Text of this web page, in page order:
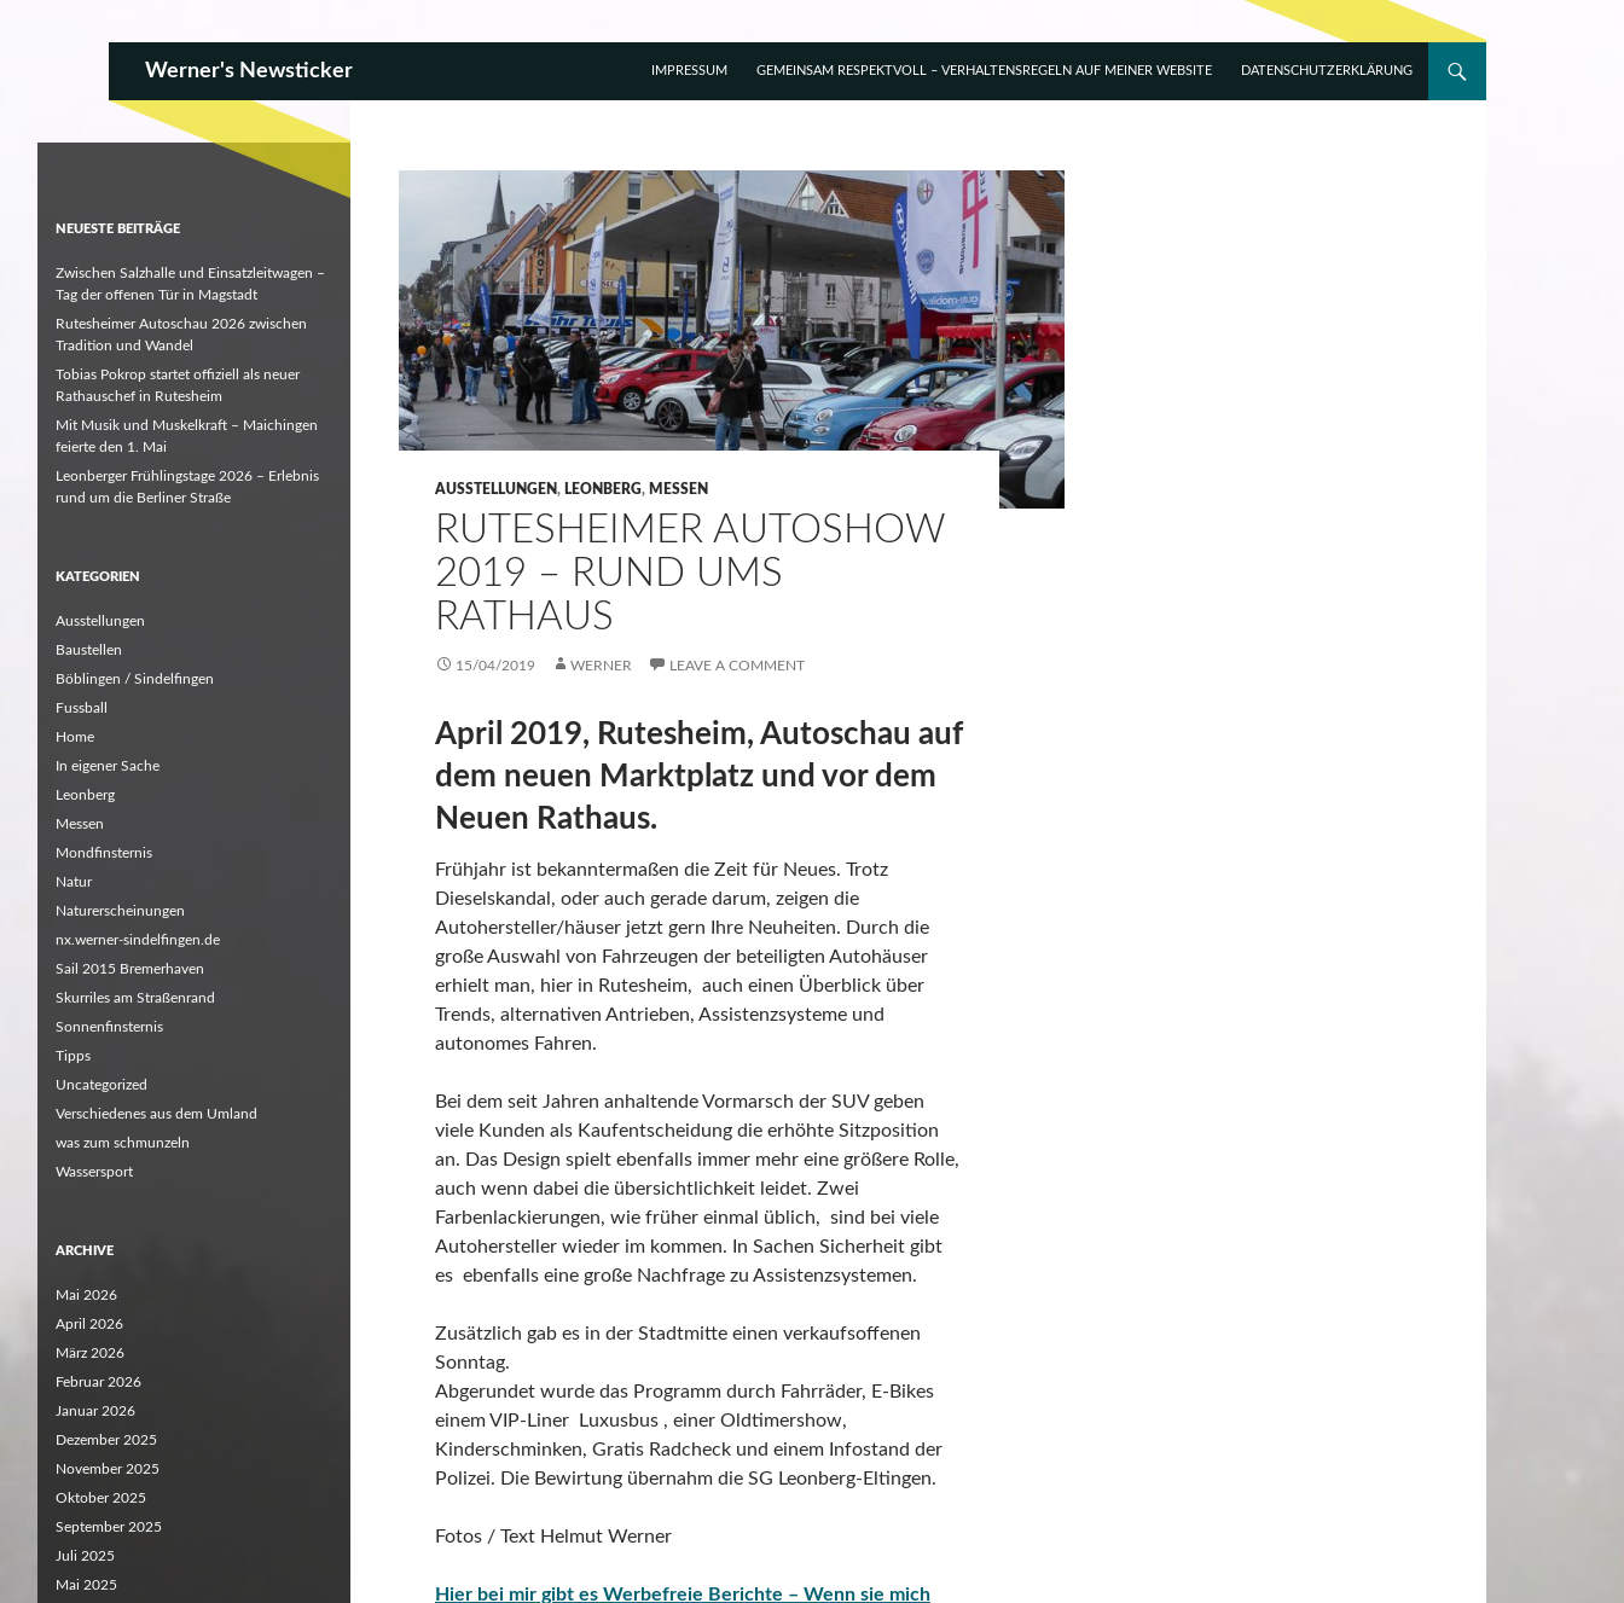
Werner's Newsticker
DATENSCHUTZERKLÄRUNG
GEMEINSAM RESPEKTVOLL – VERHALTENSREGELN AUF MEINER WEBSITE
IMPRESSUM
AUSSTELLUNGEN, LEONBERG, MESSEN
RUTESHEIMER AUTOSHOW
2019 – RUND UMS
RATHAUS
15/04/2019 WERNER LEAVE A COMMENT
April 2019, Rutesheim, Autoschau auf
dem neuen Marktplatz und vor dem
Neuen Rathaus.
Frühjahr ist bekanntermaßen die Zeit für Neues. Trotz
Dieselskandal, oder auch gerade darum, zeigen die
Autohersteller/häuser jetzt gern Ihre Neuheiten. Durch die
große Auswahl von Fahrzeugen der beteiligten Autohäuser
erhielt man, hier in Rutesheim, auch einen Überblick über
Trends, alternativen Antrieben, Assistenzsysteme und
autonomes Fahren.
Bei dem seit Jahren anhaltende Vormarsch der SUV geben
viele Kunden als Kaufentscheidung die erhöhte Sitzposition
an. Das Design spielt ebenfalls immer mehr eine größere Rolle,
auch wenn dabei die übersichtlichkeit leidet. Zwei
Farbenlackierungen, wie früher einmal üblich, sind bei viele
Autohersteller wieder im kommen. In Sachen Sicherheit gibt
es ebenfalls eine große Nachfrage zu Assistenzsystemen.
Zusätzlich gab es in der Stadtmitte einen verkaufsoffenen
Sonntag.
Abgerundet wurde das Programm durch Fahrräder, E-Bikes
einem VIP-Liner Luxusbus , einer Oldtimershow,
Kinderschminken, Gratis Radcheck und einem Infostand der
Polizei. Die Bewirtung übernahm die SG Leonberg-Eltingen.
Fotos / Text Helmut Werner
Hier bei mir gibt es Werbefreie Berichte – Wenn sie mich
NEUESTE BEITRÄGE
Zwischen Salzhalle und Einsatzleitwagen –
Tag der offenen Tür in Magstadt
Rutesheimer Autoschau 2026 zwischen
Tradition und Wandel
Tobias Pokrop startet offiziell als neuer
Rathauschef in Rutesheim
Mit Musik und Muskelkraft – Maichingen
feierte den 1. Mai
Leonberger Frühlingstage 2026 – Erlebnis
rund um die Berliner Straße
KATEGORIEN
Ausstellungen
Baustellen
Böblingen / Sindelfingen
Fussball
Home
In eigener Sache
Leonberg
Messen
Mondfinsternis
Natur
Naturerscheinungen
nx.werner-sindelfingen.de
Sail 2015 Bremerhaven
Skurriles am Straßenrand
Sonnenfinsternis
Tipps
Uncategorized
Verschiedenes aus dem Umland
was zum schmunzeln
Wassersport
ARCHIVE
Mai 2026
April 2026
März 2026
Februar 2026
Januar 2026
Dezember 2025
November 2025
Oktober 2025
September 2025
Juli 2025
Mai 2025